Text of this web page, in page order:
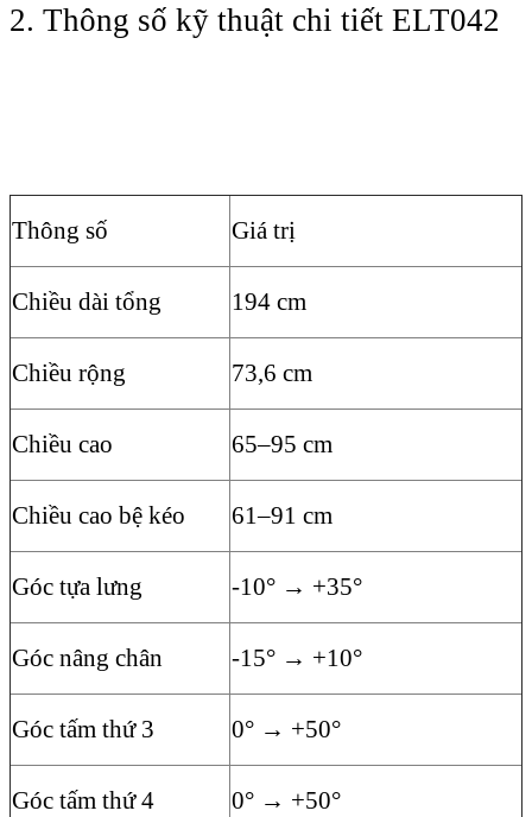
2. Thông số kỹ thuật chi tiết ELT042
Thông số Giá trị
Chiều dài tổng 194 cm
Chiều rộng 73,6 cm
Chiều cao 65–95 cm
Chiều cao bệ kéo 61–91 cm
Góc tựa lưng -10° → +35°
Góc nâng chân -15° → +10°
Góc tấm thứ 3 0° → +50°
Góc tấm thứ 4 0° → +50°